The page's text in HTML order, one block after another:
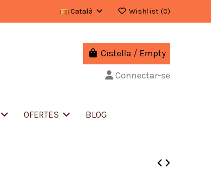
Català Wishlist (0)
Cistella / Empty
Connectar-se
OFERTES BLOG